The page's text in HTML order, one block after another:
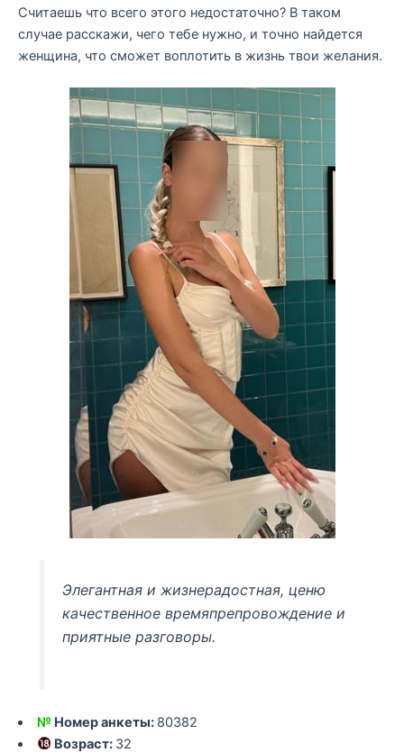
Считаешь что всего этого недостаточно? В таком
случае расскажи, чего тебе нужно, и точно найдется
женщина, что сможет воплотить в жизнь твои желания.
Элегантная и жизнерадостная, ценю
качественное времяпрепровождение и
приятные разговоры.
№ Номер анкеты: 80382
Возраст: 32